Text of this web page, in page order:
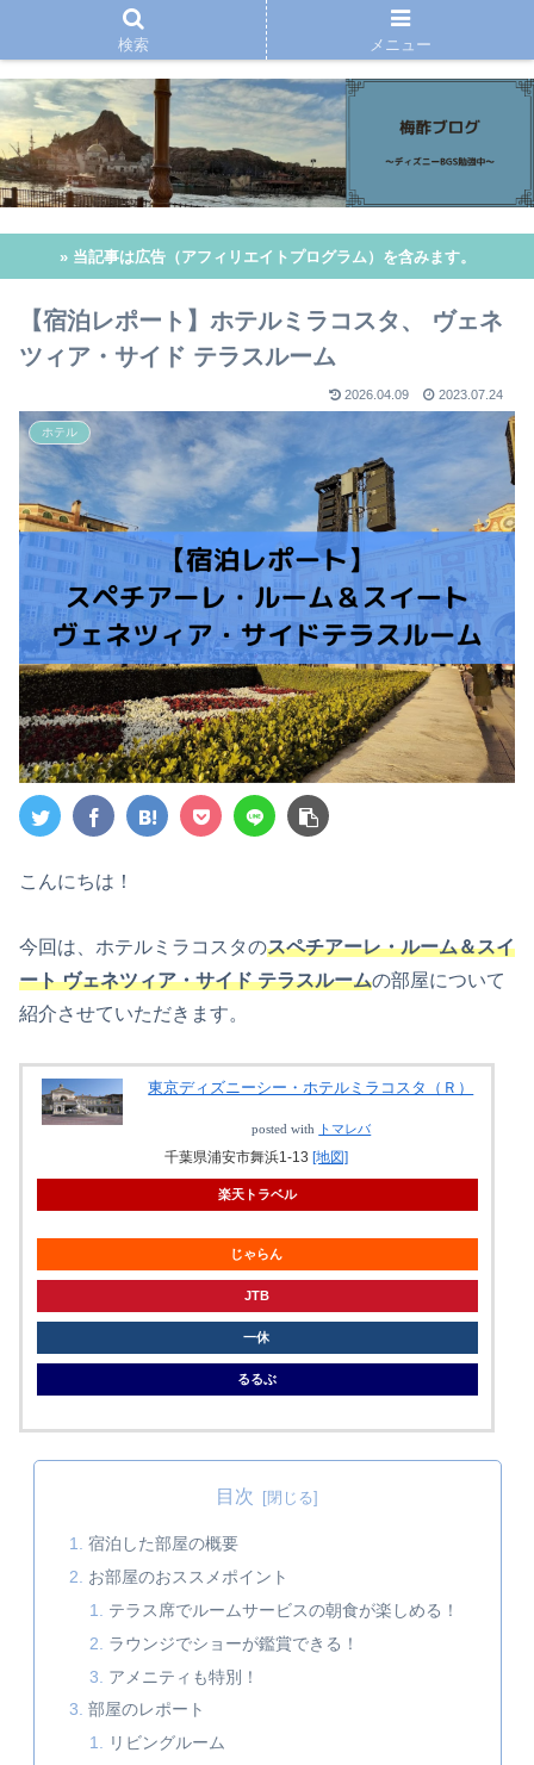
» 当記事は広告（アフィリエイトプログラム）を含みます。
【宿泊レポート】ホテルミラコスタ、 ヴェネ
ツィア・サイド テラスルーム
2026.04.09 2023.07.24
ホテル
こんにちは！
今回は、ホテルミラコスタのスペチアーレ・ルーム＆スイ
ート ヴェネツィア・サイド テラスルームの部屋について
紹介させていただきます。
東京ディズニーシー・ホテルミラコスタ（Ｒ）
posted with トマレバ
千葉県浦安市舞浜1-13 [地図]
楽天トラベル
じゃらん
JTB
一休
るるぶ
目次
宿泊した部屋の概要
お部屋のおススメポイント
テラス席でルームサービスの朝食が楽しめる！
ラウンジでショーが鑑賞できる！
アメニティも特別！
部屋のレポート
リビングルーム
検索 メニュー